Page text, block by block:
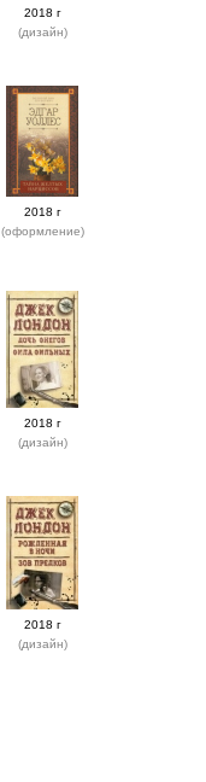
2018 г
(дизайн)
2018 г
(оформление)
2018 г
(дизайн)
2018 г
(дизайн)